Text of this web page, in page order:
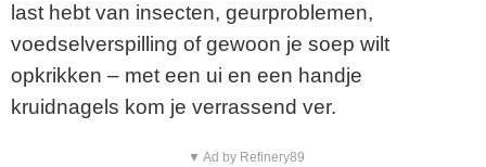
last hebt van insecten, geurproblemen,
voedselverspilling of gewoon je soep wilt
opkrikken – met een ui en een handje
kruidnagels kom je verrassend ver.
▼ Ad by Refinery89